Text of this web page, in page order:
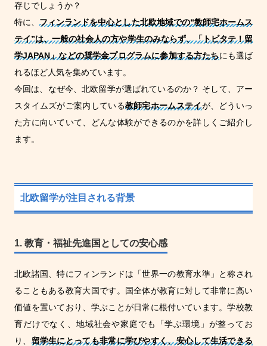
存じでしょうか？
特に、フィンランドを中心とした北欧地域での“教師宅ホームス
テイ”は、一般の社会人の方や学生のみならず、「トビタテ！留
学JAPAN」などの奨学金プログラムに参加する方たちにも選ば
れるほど人気を集めています。
今回は、なぜ今、北欧留学が選ばれているのか？ そして、アー
スタイムズがご案内している教師宅ホームステイが、どういっ
た方に向いていて、どんな体験ができるのかを詳しくご紹介し
ます。
北欧留学が注目される背景
1. 教育・福祉先進国としての安心感
北欧諸国、特にフィンランドは「世界一の教育水準」と称され
ることもある教育大国です。国全体が教育に対して非常に高い
価値を置いており、学ぶことが日常に根付いています。学校教
育だけでなく、地域社会や家庭でも「学ぶ環境」が整ってお
り、 留学生にとっても非常に学びやすく、安心して生活できる